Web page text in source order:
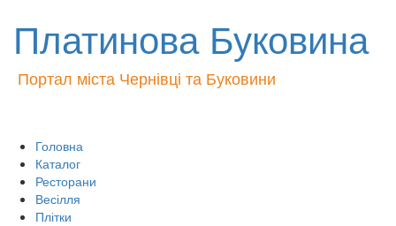
Платинова Буковина
Портал міста Чернівці та Буковини
Головна
Каталог
Ресторани
Весілля
Плітки